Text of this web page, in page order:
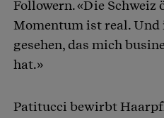
Followern. «Die Schweiz
Momentum ist real. Und
gesehen, das mich
hat.»
Patitucci bewirbt